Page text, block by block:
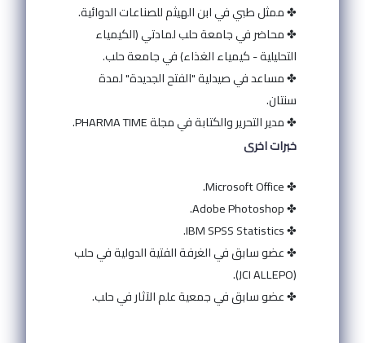
✤ ممثل طبي في ابن الهيثم للصناعات الدوائية.
✤ محاضر في جامعة حلب لمادتي (الكيمياء
التحليلية - كيمياء الغذاء) في جامعة حلب.
✤ مساعد في صيدلية "الفتح الجديدة" لمدة
سنتان.
✤ مدير التحرير والكتابة في مجلة PHARMA TIME.
خبرات اخرى
✤ Microsoft Office.
✤ Adobe Photoshop.
✤ IBM SPSS Statistics.
✤ عضو سابق في الغرفة الفتية الدولية في حلب
(JCI ALLEPO).
✤ عضو سابق في جمعية علم الآثار في حلب.